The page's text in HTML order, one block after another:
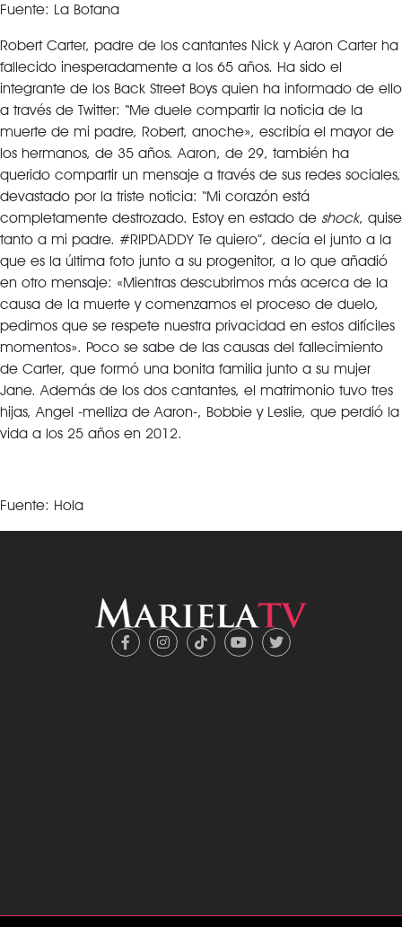
Fuente: La Botana
Robert Carter, padre de los cantantes Nick y Aaron Carter ha
fallecido inesperadamente a los 65 años. Ha sido el
integrante de los Back Street Boys quien ha informado de ello
a través de Twitter: “Me duele compartir la noticia de la
muerte de mi padre, Robert, anoche», escribía el mayor de
los hermanos, de 35 años. Aaron, de 29, también ha
querido compartir un mensaje a través de sus redes sociales,
devastado por la triste noticia: “Mi corazón está
completamente destrozado. Estoy en estado de shock, quise
tanto a mi padre. #RIPDADDY Te quiero”, decía el junto a la
que es la última foto junto a su progenitor, a lo que añadió
en otro mensaje: «Mientras descubrimos más acerca de la
causa de la muerte y comenzamos el proceso de duelo,
pedimos que se respete nuestra privacidad en estos difíciles
momentos». Poco se sabe de las causas del fallecimiento
de Carter, que formó una bonita familia junto a su mujer
Jane. Además de los dos cantantes, el matrimonio tuvo tres
hijas, Angel -melliza de Aaron-, Bobbie y Leslie, que perdió la
vida a los 25 años en 2012.
Fuente: Hola